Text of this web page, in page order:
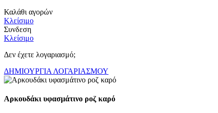
Καλάθι αγορών
Κλείσιμο
Συνδεση
Κλείσιμο
Δεν έχετε λογαριασμό;
ΔΗΜΙΟΥΡΓΙΑ ΛΟΓΑΡΙΑΣΜΟΥ
Αρκουδάκι υφασμάτινο ροζ καρό